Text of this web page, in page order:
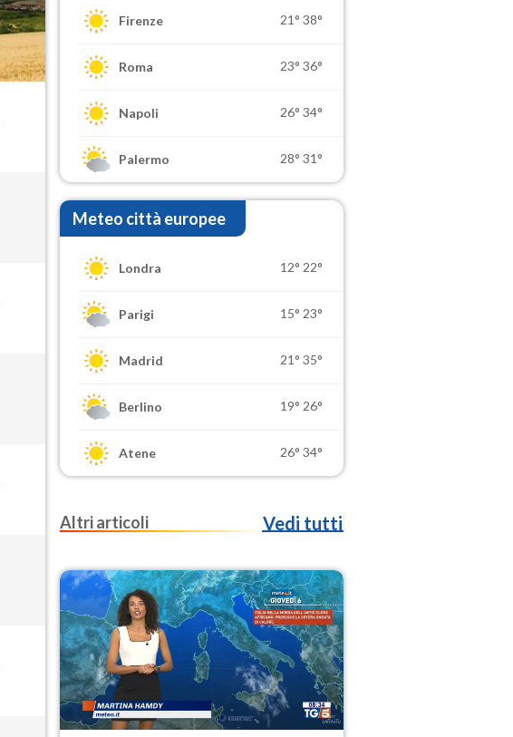
Firenze 21° 38°
Roma 23° 36°
Napoli 26° 34°
Palermo 28° 31°
Meteo città europee
Londra 12° 22°
Parigi 15° 23°
Madrid 21° 35°
Berlino 19° 26°
Atene 26° 34°
Altri articoli Vedi tutti